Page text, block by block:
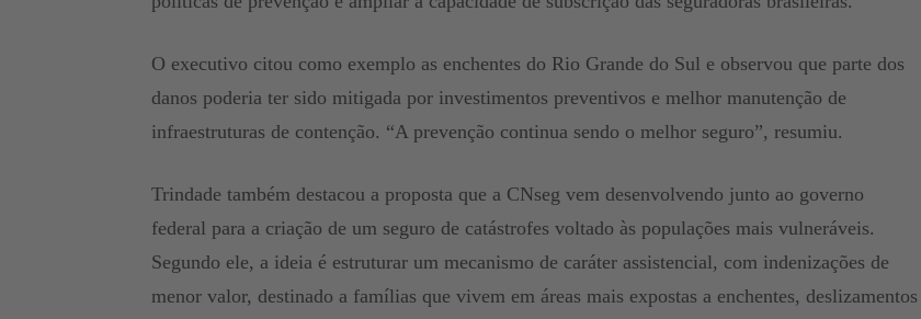
O executivo citou como exemplo as enchentes do Rio Grande do Sul e observou que parte dos
danos poderia ter sido mitigada por investimentos preventivos e melhor manutenção de
infraestruturas de contenção. “A prevenção continua sendo o melhor seguro”, resumiu.
Trindade também destacou a proposta que a CNseg vem desenvolvendo junto ao governo
federal para a criação de um seguro de catástrofes voltado às populações mais vulneráveis.
Segundo ele, a ideia é estruturar um mecanismo de caráter assistencial, com indenizações de
menor valor, destinado a famílias que vivem em áreas mais expostas a enchentes, deslizamentos